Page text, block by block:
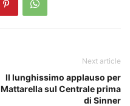
Next article
Il lunghissimo applauso per
Mattarella sul Centrale prima
di Sinner